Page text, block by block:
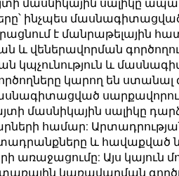
մասնիկային սալիկը
ինչպես
է մանրաթելային
և վեներավորման
կպչունություն և
կարող են ստանալ
մասնիկային սալիկը
համար:
և հավաքված
առաջացումը: Այս կայուն
կառավարման